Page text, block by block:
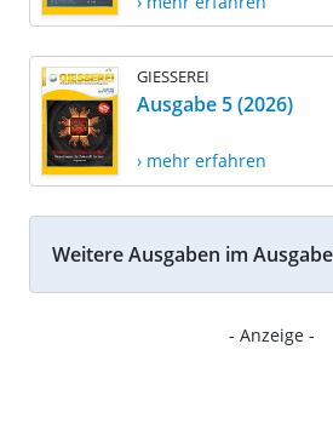
GIESSEREI
Ausgabe 5 (2026)
› mehr erfahren
Weitere Ausgaben im
- Anzeige -